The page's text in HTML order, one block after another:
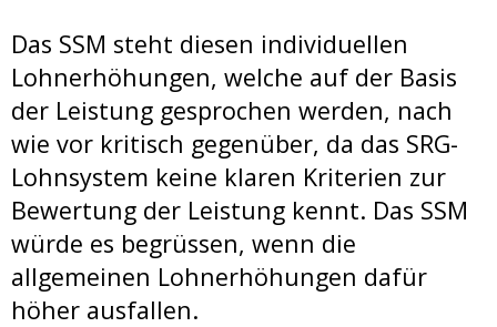
Das SSM steht diesen individuellen
Lohnerhöhungen, welche auf der Basis
der Leistung gesprochen werden, nach
wie vor kritisch gegenüber, da das SRG-
Lohnsystem keine klaren Kriterien zur
Bewertung der Leistung kennt. Das SSM
würde es begrüssen, wenn die
allgemeinen Lohnerhöhungen dafür
höher ausfallen.